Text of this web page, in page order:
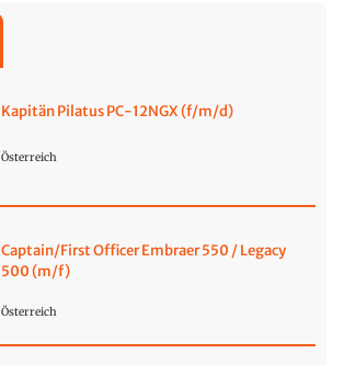
Kapitän Pilatus PC-12NGX (f/m/d)
Österreich
Captain/First Officer Embraer 550 / Legacy
500 (m/f)
Österreich